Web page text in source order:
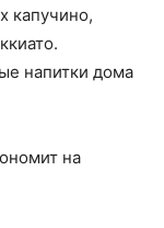
капучино,
напитки дома
на